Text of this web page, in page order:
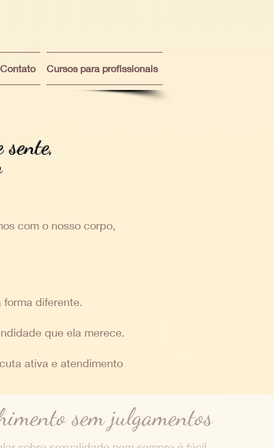
Contato Cursos para profissionais
com o nosso corpo,
diferente.
que ela merece.
ativa e atendimento
sem julgamentos